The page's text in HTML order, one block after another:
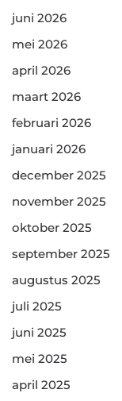
juni 2026
mei 2026
april 2026
maart 2026
februari 2026
januari 2026
december 2025
november 2025
oktober 2025
september 2025
augustus 2025
juli 2025
juni 2025
mei 2025
april 2025